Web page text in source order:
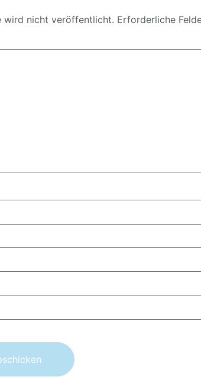
wird nicht veröffentlicht. Erforderliche